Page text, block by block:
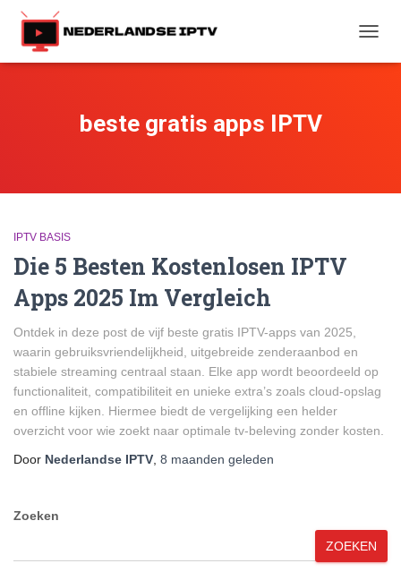
beste gratis apps IPTV
IPTV BASIS
Die 5 Besten Kostenlosen IPTV
Apps 2025 Im Vergleich
Ontdek in deze post de vijf beste gratis IPTV-apps van 2025,
waarin gebruiksvriendelijkheid, uitgebreide zenderaanbod en
stabiele streaming centraal staan. Elke app wordt beoordeeld op
functionaliteit, compatibiliteit en unieke extra’s zoals cloud-opslag
en offline kijken. Hiermee biedt de vergelijking een helder
overzicht voor wie zoekt naar optimale tv-beleving zonder kosten.
Door Nederlandse IPTV 8 maanden geleden
Zoeken
ZOEKEN